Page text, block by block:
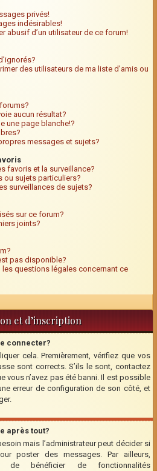
privés!
indésirables!
abusif d’un utilisateur de ce forum!
des utilisateurs de ma liste d’amis ou
aucun résultat?
une page blanche!?
messages et sujets?
favoris et la surveillance?
ou sujets particuliers?
surveillances de sujets?
sur ce forum?
joints?
pas disponible?
questions légales concernant ce
et d’inscription
connecter?
cela. Premièrement, vérifiez que vos
sont corrects. S’ils le sont, contactez
vous n’avez pas été banni. Il est possible
erreur de configuration de son côté, et
après tout?
mais l’administrateur peut décider si
poster des messages. Par ailleurs,
de bénéficier de fonctionnalités